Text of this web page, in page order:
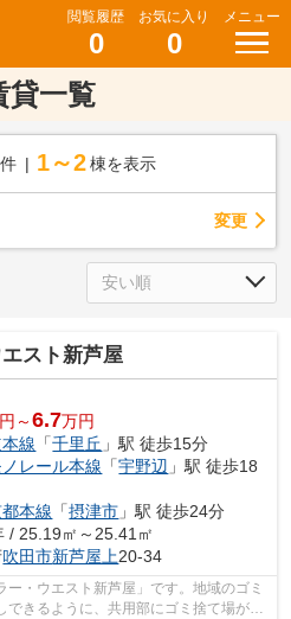
閲覧履歴
0
お気に入り
0
メニュー
貸一覧
件 1～2 棟を表示
変更
スト新芦屋
～6.7万円
線 「千里丘 」駅 徒歩15分
レール本線 「宇野辺 」駅 徒歩18
本線 「摂津市 」駅 徒歩24分
/ 25.19㎡～25.41㎡
吹田市新芦屋上20-34
・ウエスト新芦屋」です。地域のゴミ
きるように、共用部にゴミ捨て場があ